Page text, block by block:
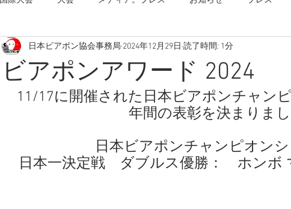
ビアポンアワード 2024
日本ビアポン協会事務局 2024年12月29日 読了時間: 1分
11/17に開催された日本ビアポンチャン
年間の表彰を決まりまし
日本ビアポンチャンピオン
日本一決定戦　ダブルス優勝：　ホンボ